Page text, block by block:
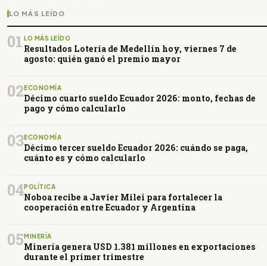
LO MÁS LEÍDO
01 LO MÁS LEÍDO
Resultados Lotería de Medellín hoy, viernes 7 de
agosto: quién ganó el premio mayor
02ECONOMÍA
Décimo cuarto sueldo Ecuador 2026: monto, fechas de
pago y cómo calcularlo
03ECONOMÍA
Décimo tercer sueldo Ecuador 2026: cuándo se paga,
cuánto es y cómo calcularlo
04POLÍTICA
Noboa recibe a Javier Milei para fortalecer la
cooperación entre Ecuador y Argentina
05MINERÍA
Minería genera USD 1.381 millones en exportaciones
durante el primer trimestre